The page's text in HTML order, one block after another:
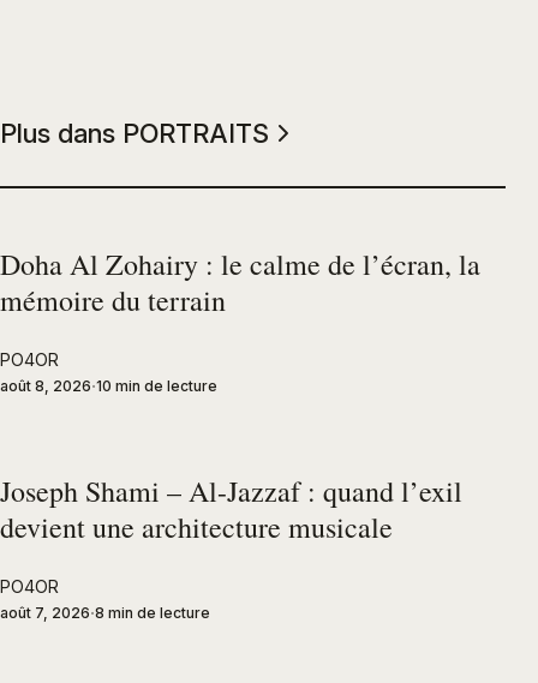
Plus dans PORTRAITS
Doha Al Zohairy : le calme de l’écran, la
mémoire du terrain
PO4OR
août 8, 2026 10 min de lecture
Joseph Shami – Al-Jazzaf : quand l’exil
devient une architecture musicale
PO4OR
août 7, 2026 8 min de lecture